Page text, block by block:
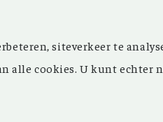
in 1946 zijn de
ons maandblad en meer
siteverkeer te
alle cookies. U kunt echter